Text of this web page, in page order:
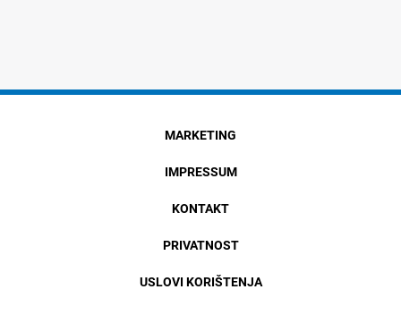
MARKETING
IMPRESSUM
KONTAKT
PRIVATNOST
USLOVI KORIŠTENJA